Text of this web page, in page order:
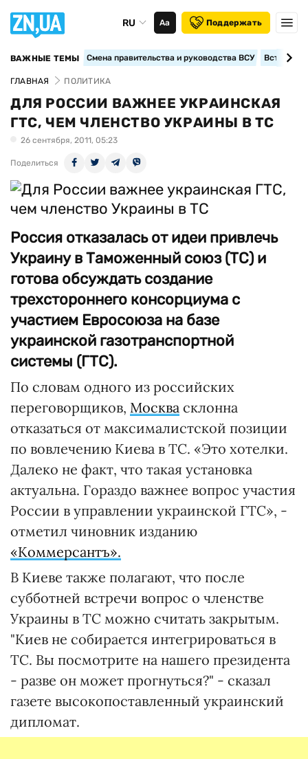
RU Аа Поддержать
ВАЖНЫЕ ТЕМЫ Смена правительства и руководства ВСУ
ГЛАВНАЯ ПОЛИТИКА
ДЛЯ РОССИИ ВАЖНЕЕ УКРАИНСКАЯ
ГТС, ЧЕМ ЧЛЕНСТВО УКРАИНЫ В ТС
26 сентября, 2011, 05:23
Поделиться
Россия отказалась от идеи привлечь
Украину в Таможенный союз (ТС) и
готова обсуждать создание
трехстороннего консорциума с
участием Евросоюза на базе
украинской газотранспортной
системы (ГТС).
По словам одного из российских
переговорщиков, Москва склонна
отказаться от максималистской позиции
по вовлечению Киева в ТС. «Это хотелки.
Далеко не факт, что такая установка
актуальна. Гораздо важнее вопрос участия
России в управлении украинской ГТС», -
отметил чиновник изданию
«Коммерсантъ».
В Киеве также полагают, что после
субботней встречи вопрос о членстве
Украины в ТС можно считать закрытым.
"Киев не собирается интегрироваться в
ТС. Вы посмотрите на нашего президента
- разве он может прогнуться?" - сказал
газете высокопоставленный украинский
дипломат.